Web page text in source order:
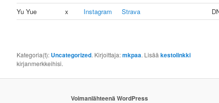
Yu Yue x Instagram Strava
Kategoria(t): Uncategorized. Kirjoittaja:mkpaa. Lisääkestolinkki
kirjanmerkkeihisi.
Voimanlähteenä WordPress